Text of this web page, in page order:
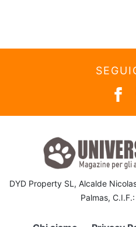
DYD Property SL, Alcalde
Palmas,